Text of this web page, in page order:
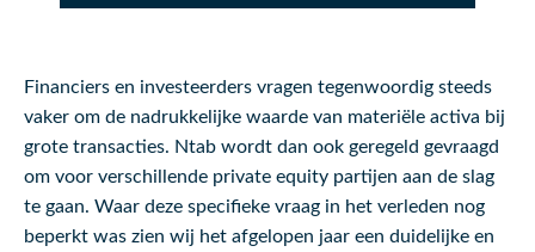
Financiers en investeerders vragen tegenwoordig steeds
vaker om de nadrukkelijke waarde van materiële activa bij
grote transacties. Ntab wordt dan ook geregeld gevraagd
om voor verschillende private equity partijen aan de slag
te gaan. Waar deze specifieke vraag in het verleden nog
beperkt was zien wij het afgelopen jaar een duidelijke en